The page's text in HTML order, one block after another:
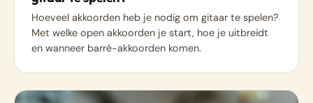
Hoeveel akkoorden heb je nodig om gitaar te spelen?
Met welke open akkoorden je start, hoe je uitbreidt
en wanneer barré-akkoorden komen.